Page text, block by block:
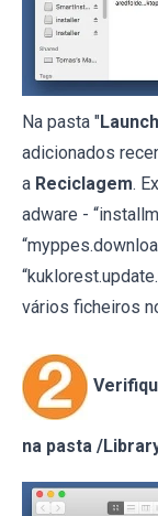
Na pasta "
adicionados
a Reciclagem.
adware -
vários ficheiros
na pasta /